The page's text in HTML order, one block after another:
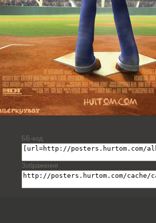
ББ-код
Зображення